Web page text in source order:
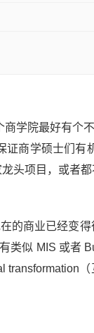
学院最好有个
商学硕士们有
头项目，或者
的商业已经变
类似 MIS 或者